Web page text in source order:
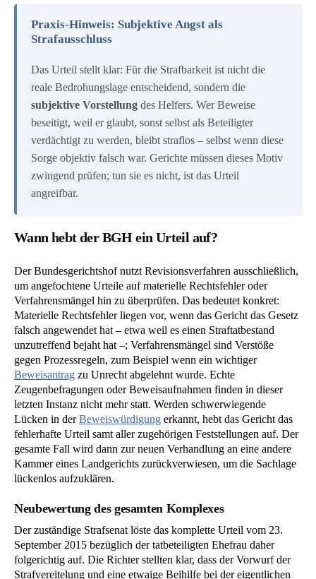
Praxis-Hinweis: Subjektive Angst als
Strafausschluss
Das Urteil stellt klar: Für die Strafbarkeit ist nicht die
reale Bedrohungslage entscheidend, sondern die
subjektive Vorstellung des Helfers. Wer Beweise
beseitigt, weil er glaubt, sonst selbst als Beteiligter
verdächtigt zu werden, bleibt straflos – selbst wenn diese
Sorge objektiv falsch war. Gerichte müssen dieses Motiv
zwingend prüfen; tun sie es nicht, ist das Urteil
angreifbar.
Wann hebt der BGH ein Urteil auf?
Der Bundesgerichtshof nutzt Revisionsverfahren ausschließlich,
um angefochtene Urteile auf materielle Rechtsfehler oder
Verfahrensmängel hin zu überprüfen. Das bedeutet konkret:
Materielle Rechtsfehler liegen vor, wenn das Gericht das Gesetz
falsch angewendet hat – etwa weil es einen Straftatbestand
unzutreffend bejaht hat –; Verfahrensmängel sind Verstöße
gegen Prozessregeln, zum Beispiel wenn ein wichtiger
Beweisantrag zu Unrecht abgelehnt wurde. Echte
Zeugenbefragungen oder Beweisaufnahmen finden in dieser
letzten Instanz nicht mehr statt. Werden schwerwiegende
Lücken in derBeweiswürdigung erkannt, hebt das Gericht das
fehlerhafte Urteil samt aller zugehörigen Feststellungen auf. Der
gesamte Fall wird dann zur neuen Verhandlung an eine andere
Kammer eines Landgerichts zurückverwiesen, um die Sachlage
lückenlos aufzuklären.
Neubewertung des gesamten Komplexes
Der zuständige Strafsenat löste das komplette Urteil vom 23.
September 2015 bezüglich der tatbeteiligten Ehefrau daher
folgerichtig auf. Die Richter stellten klar, dass der Vorwurf der
Strafvereitelung und eine etwaige Beihilfe bei der eigentlichen